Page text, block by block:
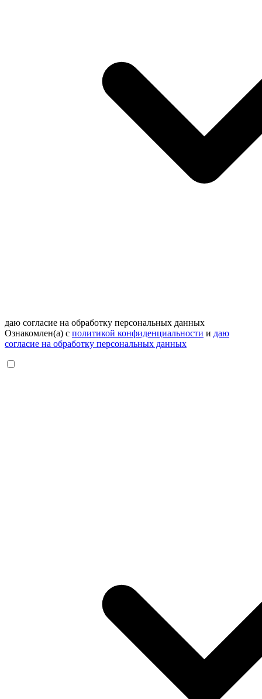
даю согласие на обработку персональных данных
Ознакомлен(а) с политикой конфиденциальности и даю
согласие на обработку персональных данных